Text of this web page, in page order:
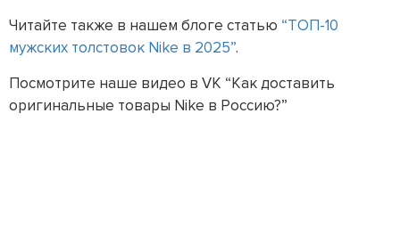
Читайте также в нашем блоге статью “ТОП-10
мужских толстовок Nike в 2025”.
Посмотрите наше видео в VK “Как доставить
оригинальные товары Nike в Россию?”